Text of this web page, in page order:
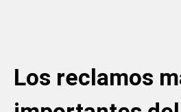
Los reclamos